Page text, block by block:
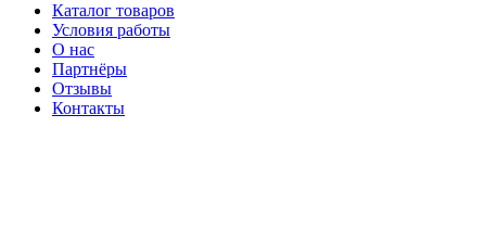
Каталог товаров
Условия работы
О нас
Партнёры
Отзывы
Контакты